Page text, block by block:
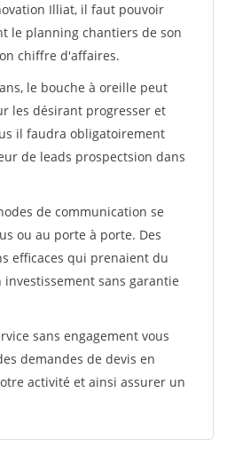
Illiat, il faut pouvoir
le planning chantiers de son
chiffre d'affaires.
le bouche à oreille peut
les désirant progresser et
il faudra obligatoirement
de leads prospectsion dans
de communication se
ou au porte à porte. Des
efficaces qui prenaient du
sans garantie
sans engagement vous
demandes de devis en
activité et ainsi assurer un